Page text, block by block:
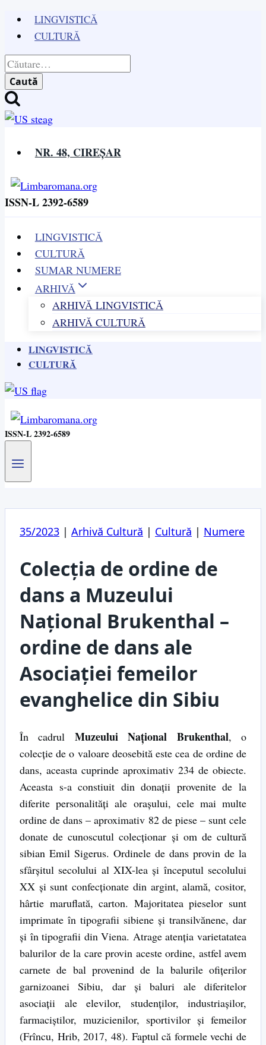
Skip
content
LINGVISTICĂ
CULTURĂ
Caută
după:
NR. 48, CIREȘAR
ISSN-L 2392-6589
LINGVISTICĂ
CULTURĂ
SUMAR NUMERE
ARHIVĂ
ARHIVĂ LINGVISTICĂ
ARHIVĂ CULTURĂ
LINGVISTICĂ
CULTURĂ
ISSN-L 2392-6589
35/2023 | Arhivă Cultură | Cultură | Numere
Colecția de ordine de
dans a Muzeului
Național Brukenthal –
ordine de dans ale
Asociației femeilor
evanghelice din Sibiu
În cadrul Muzeului Național Brukenthal, o
colecție de o valoare deosebită este cea de ordine de
dans, aceasta cuprinde aproximativ 234 de obiecte.
Aceasta s-a constiuit din donații provenite de la
diferite personalități ale orașului, cele mai multe
ordine de dans – aproximativ 82 de piese – sunt cele
donate de cunoscutul colecționar și om de cultură
sibian Emil Sigerus. Ordinele de dans provin de la
sfârșitul secolului al XIX-lea și începutul secolului
XX și sunt confecționate din argint, alamă, cositor,
hârtie maruflată, carton. Majoritatea pieselor sunt
imprimate în tipografii sibiene și transilvănene, dar
și în tipografii din Viena. Atrage atenția varietatatea
balurilor de la care provin aceste ordine, astfel avem
carnete de bal provenind de la balurile ofițerilor
garnizoanei Sibiu, dar și baluri ale diferitelor
asociații ale elevilor, studenților, industriașilor,
farmaciștilor, muzicienilor, sportivilor și femeilor
(Frîncu, Hrib, 2017, 48). Faptul că formele vechi de